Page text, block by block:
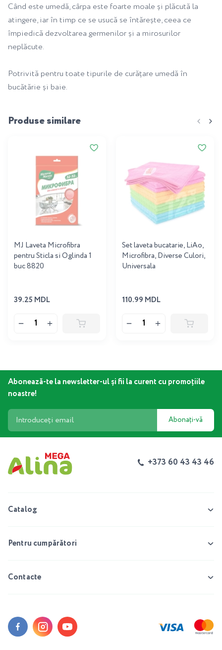
Când este umedă, cârpa este foarte moale și plăcută la
atingere, iar în timp ce se usucă se întărește, ceea ce
împiedică dezvoltarea germenilor și a mirosurilor
neplăcute.
Potrivită pentru toate tipurile de curățare umedă în
bucătărie și baie.
Produse similare
MJ Laveta Microfibra
pentru Sticla si Oglinda 1
buc 8820
39.25 MDL
Set laveta bucatarie, LiAo,
Microfibra, Diverse Culori,
Universala
110.99 MDL
Abonează-te la newsletter-ul și fii la curent cu promoțiile
noastre!
Abonați-vă
+373 60 43 43 46
Catalog
Pentru cumpărători
Contacte